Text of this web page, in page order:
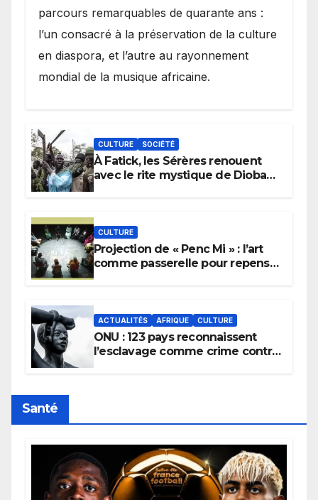
parcours remarquables de quarante ans :
l’un consacré à la préservation de la culture
en diaspora, et l’autre au rayonnement
mondial de la musique africaine.
CULTURE SOCIÉTÉ
À Fatick, les Sérères renouent
avec le rite mystique de Diobaye
CULTURE
Projection de « Penc Mi » : l’art
comme passerelle pour repenser
ACTUALITÉS AFRIQUE CULTURE
ONU : 123 pays reconnaissent
l’esclavage comme crime contre
Santé